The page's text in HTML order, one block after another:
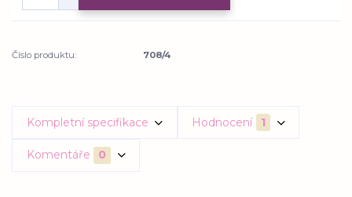
Číslo produktu: 708/4
Kompletní specifikace Hodnocení 1
Komentáře 0